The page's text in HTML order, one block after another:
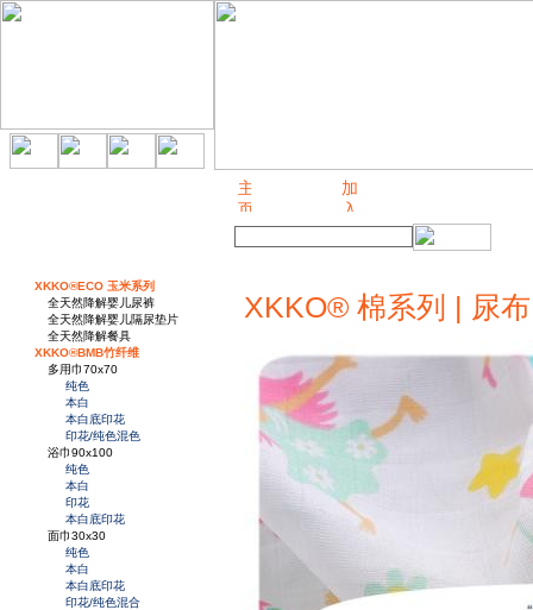
XKKO®ECO 玉米系列
全天然降解婴儿尿裤
全天然降解婴儿隔尿垫片
全天然降解餐具
XKKO®BMB竹纤维
多用巾70x70
纯色
本白
本白底印花
印花/纯色混色
浴巾90x100
纯色
本白
印花
本白底印花
面巾30x30
纯色
本白
本白底印花
印花/纯色混合
XKKO® 棉系列 | 尿